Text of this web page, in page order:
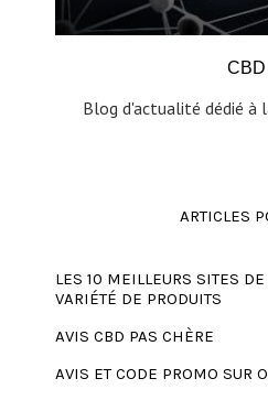
Blog d'actualité dédié à
ARTICLES
LES 10 MEILLEURS SITES
VARIÉTÉ DE PRODUITS
AVIS CBD PAS CHÈRE
AVIS ET CODE PROMO SUR